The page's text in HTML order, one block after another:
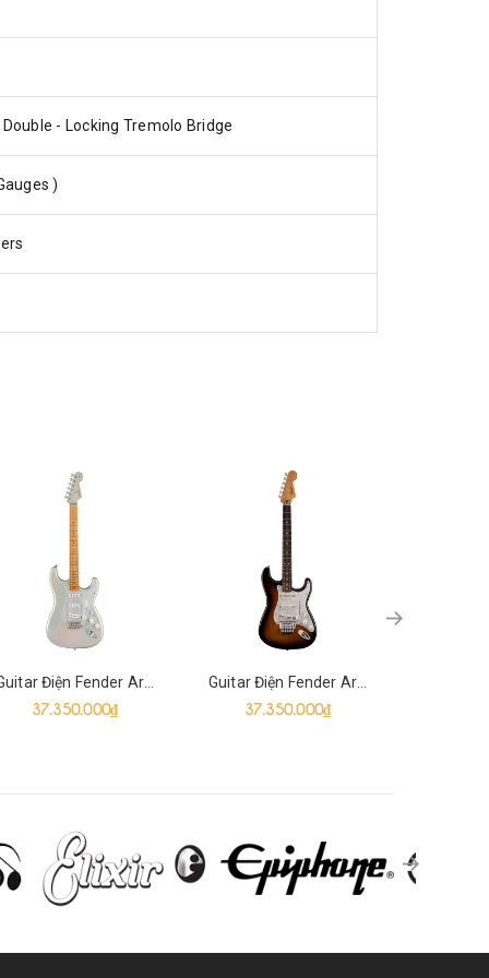
- Locking Tremolo Bridge
)
Guitar Điện Fender Artist H.E.R. Stratocaster SSS, Chrome Glow
37.350.000₫
Guitar Điện Fender Artist Dave Murray Stratocaster SSS, Tone Sunburst
37.350.000₫